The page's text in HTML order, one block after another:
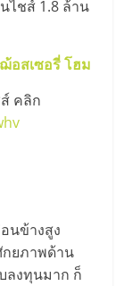
ไชส์ 1.8 ล้าน
อสเซอรี่ โฮม
คลิก
นข้างสูง
ยภาพด้าน
ลงทุนมาก ก็